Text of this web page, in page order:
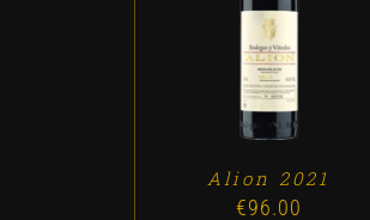
/
Alion 2021
€96.00